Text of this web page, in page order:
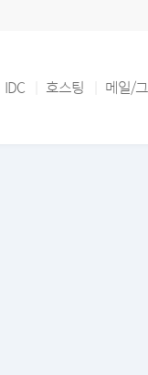
IDC 호스팅 메일/